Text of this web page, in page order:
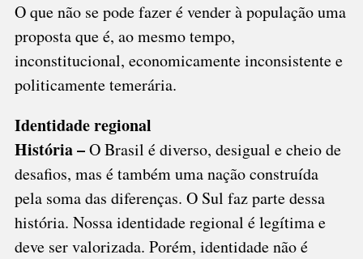
O que não se pode fazer é vender à população uma
proposta que é, ao mesmo tempo,
inconstitucional, economicamente inconsistente e
politicamente temerária.
Identidade regional
História –O Brasil é diverso, desigual e cheio de
desafios, mas é também uma nação construída
pela soma das diferenças. O Sul faz parte dessa
história. Nossa identidade regional é legítima e
deve ser valorizada. Porém, identidade não é